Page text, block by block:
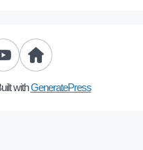
withGeneratePress